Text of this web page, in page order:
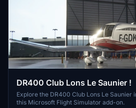
DR400 Club Lons Le Saunier !
Explore the DR400 Club Lons Le Saunier
this Microsoft Flight Simulator add-on.